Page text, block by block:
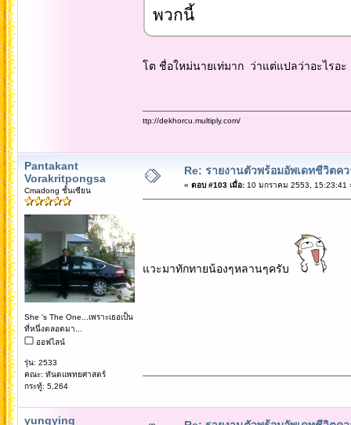
พวกนี้
โต ชื่อใหม่นายเท่มาก ว่าแต่แปลว่าอะไรอะ
ttp://dekhorcu.multiply.com/
Pantakant
Vorakritpongsa
Cmadong ชั้นเซียน
She 's The One...เพราะเธอเป็น
ที่หนึ่งตลอดมา...
ออฟไลน์
รุ่น: 2533
คณะ: ทันตแพทยศาสตร์
กระทู้: 5,264
Re: รายงานตัวพร้อมอัพเดทชีวิตค
« ตอบ #103 เมื่อ:10 มกราคม 2553, 15:23:41
แวะมาทักทายน้องๆหลานๆครับ
yungying